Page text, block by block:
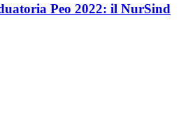
Peo 2022: il NurSind